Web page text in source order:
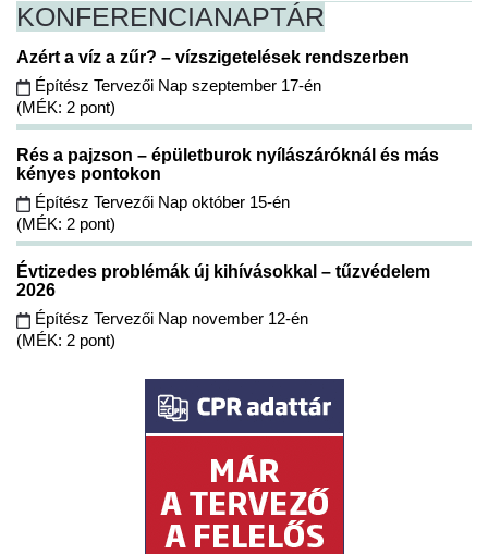
KONFERENCIANAPTÁR
Azért a víz a zűr? – vízszigetelések rendszerben
Építész Tervezői Nap szeptember 17-én
(MÉK: 2 pont)
Rés a pajzson – épületburok nyílászáróknál és más
kényes pontokon
Építész Tervezői Nap október 15-én
(MÉK: 2 pont)
Évtizedes problémák új kihívásokkal – tűzvédelem
2026
Építész Tervezői Nap november 12-én
(MÉK: 2 pont)